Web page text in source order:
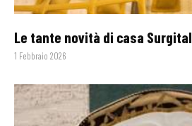
Le tante novità di casa Surgital
1 Febbraio 2026